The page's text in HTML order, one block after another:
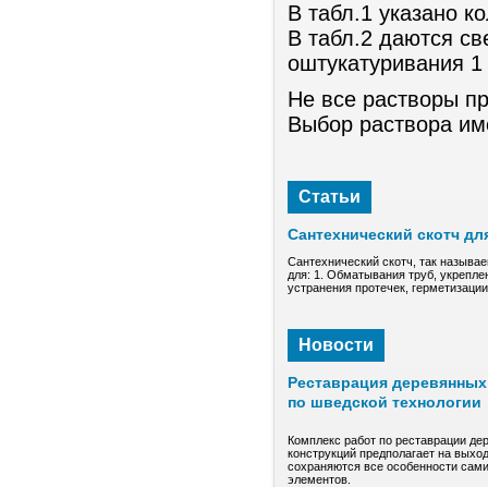
В табл.1 указано
В табл.2 даются
оштукатуривания
Не все растворы
Выбор раствора
Статьи
Сантехнический скотч
Сантехнический скотч, так
для: 1. Обматывания труб,
устранения протечек,
Новости
Реставрация
по шведской технологии
Комплекс работ по реставрации
конструкций предполагает на
сохраняются все особенности
элементов.